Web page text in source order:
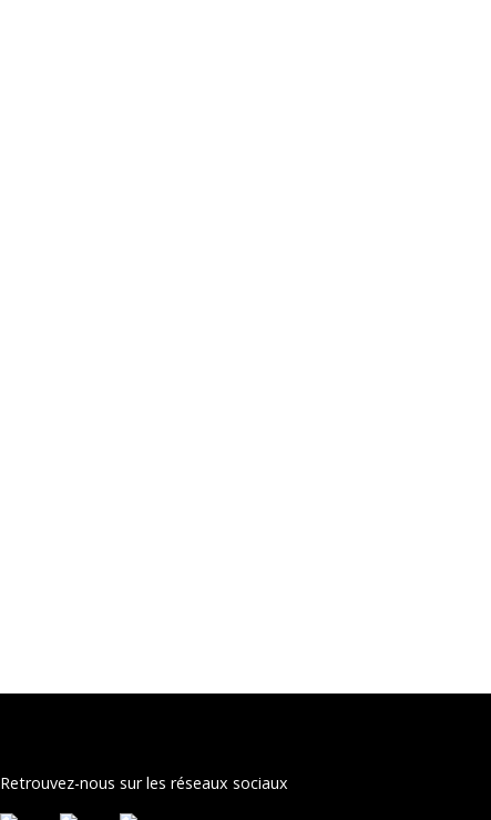
Retrouvez-nous sur les réseaux sociaux